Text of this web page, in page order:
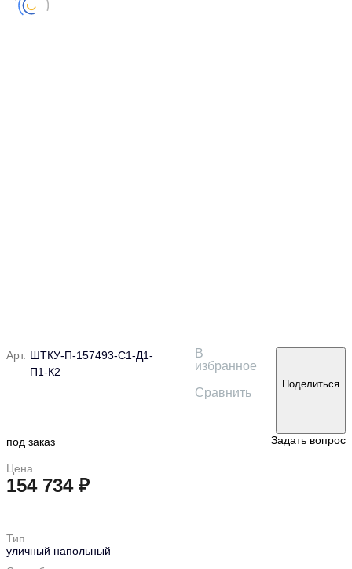
Арт. ШТКУ-П-157493-С1-Д1-
П1-К2
В
избранное
Сравнить
Поделиться
под заказ Задать вопрос
Цена
154 734 ₽
Тип
уличный напольный